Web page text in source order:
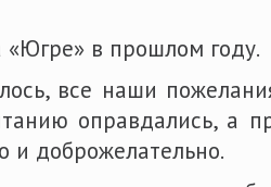
в прошлом году.
все наши
оправдались, а
и доброжелательно.